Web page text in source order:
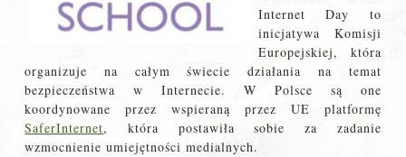
Internet Day to
inicjatywa Komisji
Europejskiej, która
organizuje na całym świecie działania na temat
bezpieczeństwa w Internecie. W Polsce są one
koordynowane przez wspieraną przez UE platformę
SaferInternet, która postawiła sobie za zadanie
wzmocnienie umiejętności medialnych.